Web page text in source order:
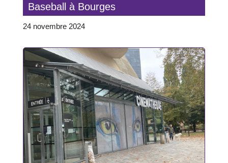
Baseball à Bourges
24 novembre 2024